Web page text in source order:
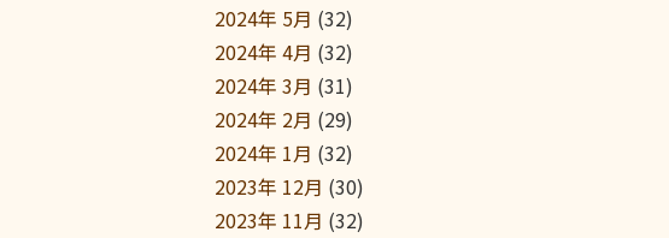
2024年 5月 (32)
2024年 4月 (32)
2024年 3月 (31)
2024年 2月 (29)
2024年 1月 (32)
2023年 12月 (30)
2023年 11月 (32)